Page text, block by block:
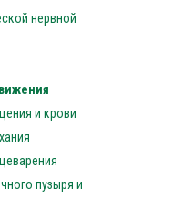
нервной
и крови
пузыря и